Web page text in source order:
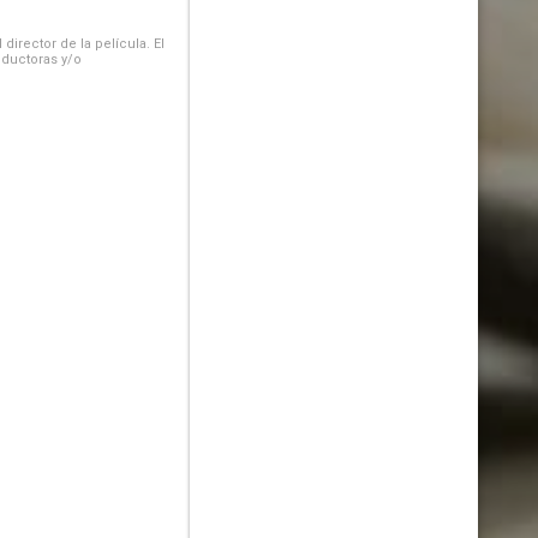
de la película. El
y/o